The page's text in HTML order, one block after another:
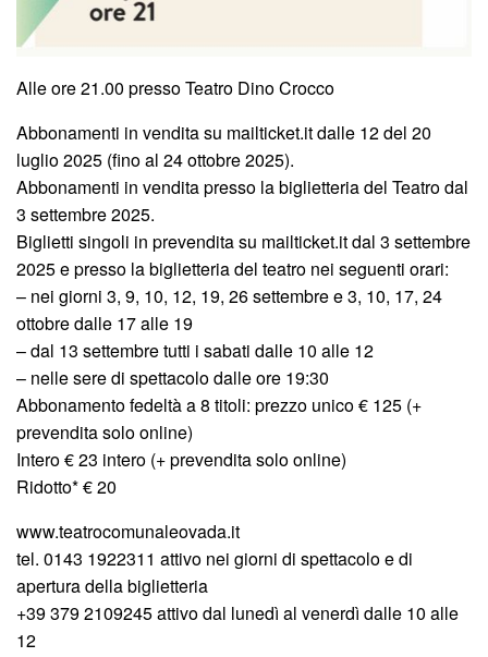
Alle ore 21.00 presso Teatro Dino Crocco
Abbonamenti in vendita su mailticket.it dalle 12 del 20
luglio 2025 (fino al 24 ottobre 2025).
Abbonamenti in vendita presso la biglietteria del Teatro dal
3 settembre 2025.
Biglietti singoli in prevendita su mailticket.it dal 3 settembre
2025 e presso la biglietteria del teatro nei seguenti orari:
– nei giorni 3, 9, 10, 12, 19, 26 settembre e 3, 10, 17, 24
ottobre dalle 17 alle 19
– dal 13 settembre tutti i sabati dalle 10 alle 12
– nelle sere di spettacolo dalle ore 19:30
Abbonamento fedeltà a 8 titoli: prezzo unico € 125 (+
prevendita solo online)
Intero € 23 intero (+ prevendita solo online)
Ridotto* € 20
www.teatrocomunaleovada.it
tel. 0143 1922311 attivo nei giorni di spettacolo e di
apertura della biglietteria
+39 379 2109245 attivo dal lunedì al venerdì dalle 10 alle
12